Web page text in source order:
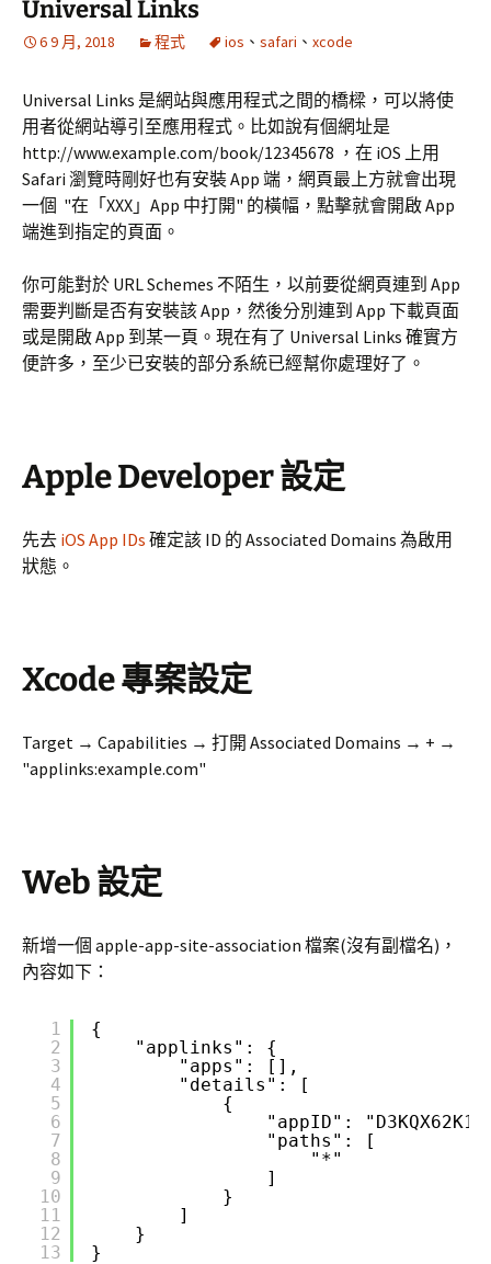
Universal Links
6 9 月, 2018 程式 ios 、 safari 、 xcode
Universal Links 是網站與應用程式之間的橋樑，可以將使
用者從網站導引至應用程式。比如說有個網址是
http://www.example.com/book/12345678 ，在 iOS 上用
Safari 瀏覽時剛好也有安裝 App 端，網頁最上方就會出現
一個 "在「XXX」App 中打開" 的橫幅，點擊就會開啟 App
端進到指定的頁面。
你可能對於 URL Schemes 不陌生，以前要從網頁連到 App
需要判斷是否有安裝該 App，然後分別連到 App 下載頁面
或是開啟 App 到某一頁。現在有了 Universal Links 確實方
便許多，至少已安裝的部分系統已經幫你處理好了。
Apple Developer 設定
先去 iOS App IDs 確定該 ID 的 Associated Domains 為啟用
狀態。
Xcode 專案設定
Target → Capabilities → 打開 Associated Domains → + →
"applinks:example.com"
Web 設定
新增一個 apple-app-site-association 檔案(沒有副檔名)，
內容如下：
1
2
3
4
5
6
7
8
9
10
11
12
13
{
"applinks": {
"apps": [],
"details": [
{
"appID":
"paths": [
"*"
]
}
]
}
}